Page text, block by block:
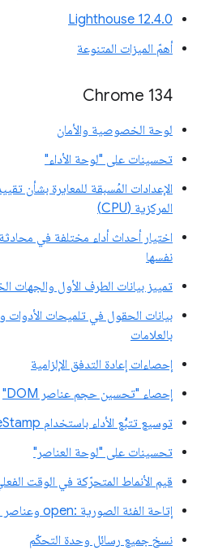
‫Lighthouse 12.4.0
أهمّ الميزات المتنوعة
‫Chrome 134
لوحة الخصوصية والأمان
تحسينات على "لوحة الأداء"
الإعدادات المُسبقة للمعايرة بشأن
المركزية (CPU)
اختيار أحداث أداء مختلفة في
نفسها
تمييز بيانات الطرف الأول والجهات
بيانات الحقول في تلميحات الأدوات
بالعلامات
إحصاءات إعادة التدفق الإلزامية
إحصاء "تحسين حجم عناصر DOM"
توسيع تتبُّع الأداء باستخدام console.timeStamp
تحسينات على "لوحة العناصر"
قيم الأنماط المتحرّكة في الوقت
إتاحة الفئة الصورية :open وعناصر صورية مختلفة
نسخ جميع رسائل وحدة التحكّم